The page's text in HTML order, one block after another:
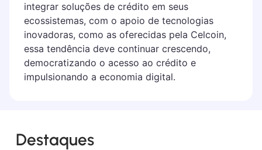
integrar soluções de crédito em seus
ecossistemas, com o apoio de tecnologias
inovadoras, como as oferecidas pela Celcoin,
essa tendência deve continuar crescendo,
democratizando o acesso ao crédito e
impulsionando a economia digital.
Destaques